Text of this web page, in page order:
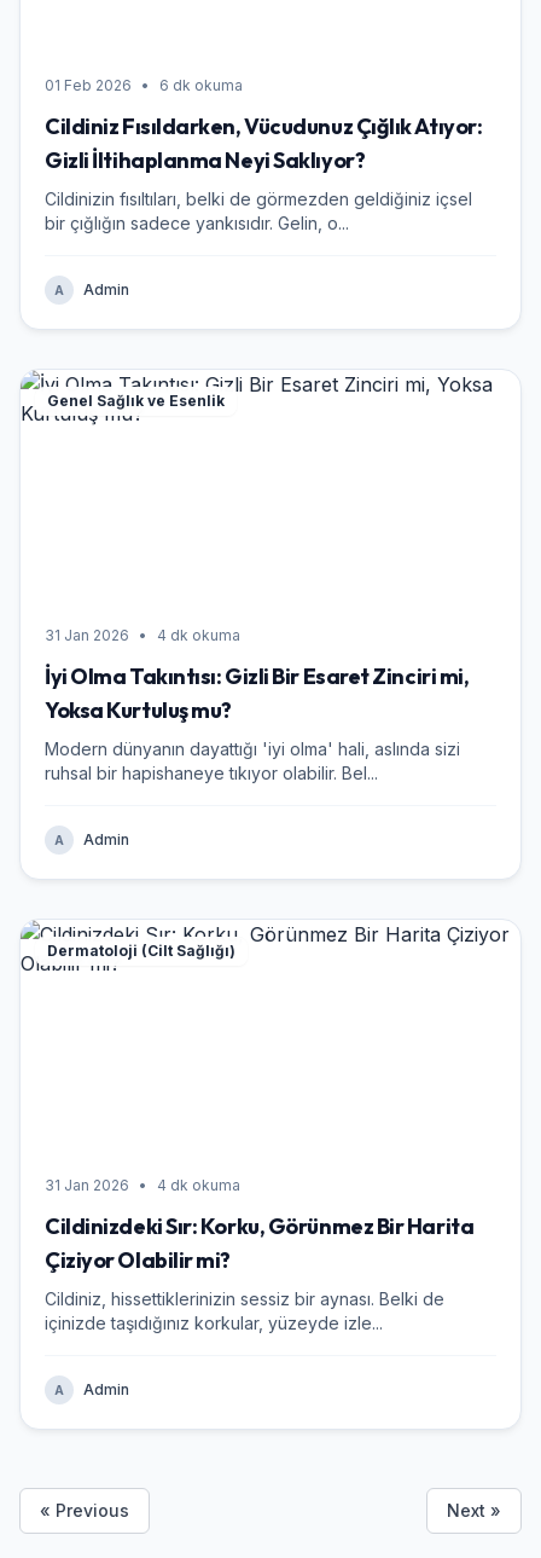
01 Feb 2026 • 6 dk okuma
Cildiniz Fısıldarken, Vücudunuz Çığlık Atıyor:
Gizli İltihaplanma Neyi Saklıyor?
Cildinizin fısıltıları, belki de görmezden geldiğiniz içsel
bir çığlığın sadece yankısıdır. Gelin, o...
A Admin
Genel Sağlık ve Esenlik
31 Jan 2026 • 4 dk okuma
İyi Olma Takıntısı: Gizli Bir Esaret Zinciri mi,
Yoksa Kurtuluş mu?
Modern dünyanın dayattığı 'iyi olma' hali, aslında sizi
ruhsal bir hapishaneye tıkıyor olabilir. Bel...
A Admin
Dermatoloji (Cilt Sağlığı)
31 Jan 2026 • 4 dk okuma
Cildinizdeki Sır: Korku, Görünmez Bir Harita
Çiziyor Olabilir mi?
Cildiniz, hissettiklerinizin sessiz bir aynası. Belki de
içinizde taşıdığınız korkular, yüzeyde izle...
A Admin
« Previous Next »